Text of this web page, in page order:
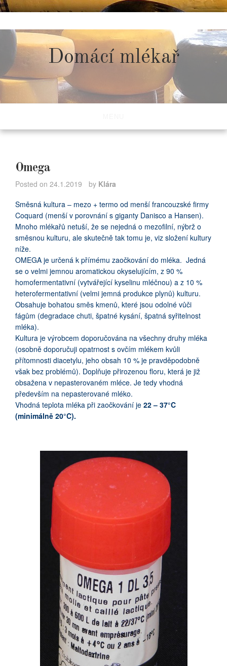
to
content
Domácí mlékař
Omega
Posted on 24.1.2019 by Klára
Směsná kultura – mezo + termo od menší francouzské firmy
Coquard (menší v porovnání s giganty Danisco a Hansen).
Mnoho mlékařů netuší, že se nejedná o mezofilní, nýbrž o
směsnou kulturu, ale skutečně tak tomu je, viz složení kultury
níže.
OMEGA je určená k přímému zaočkování do mléka. Jedná
se o velmi jemnou aromatickou okyselujícím, z 90 %
homofermentativní (vytvářející kyselinu mléčnou) a z 10 %
heterofermentativní (velmi jemná produkce plynů) kulturu.
Obsahuje bohatou směs kmenů, které jsou odolné vůči
fágům (degradace chuti, špatné kysání, špatná syřitelnost
mléka).
Kultura je výrobcem doporučována na všechny druhy mléka
(osobně doporučuji opatrnost s ovčím mlékem kvůli
přítomnosti diacetylu, jeho obsah 10 % je pravděpodobně
však bez problémů). Doplňuje přirozenou floru, která je již
obsažena v nepasterovaném mléce. Je tedy vhodná
především na nepasterované mléko.
Vhodná teplota mléka při zaočkování je 22 – 37°C
(minimálně 20°C).